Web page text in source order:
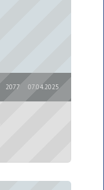
07.04.2025
2077